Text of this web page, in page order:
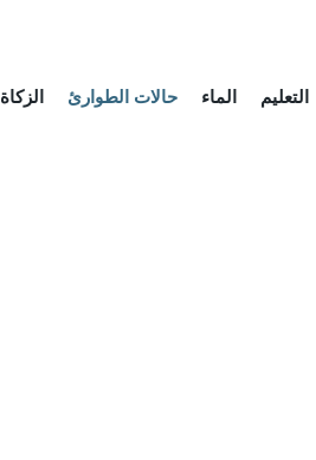
التعليم الماء حالات الطوارئ الزكاة